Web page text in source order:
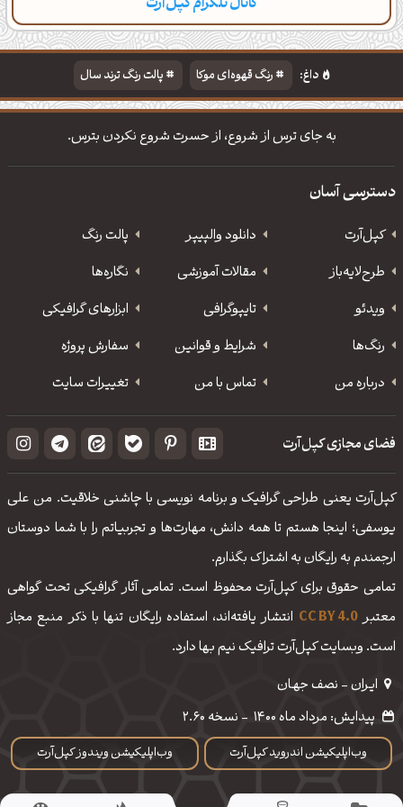
دسته‌بندی مطالب تازه تایپوگرافی پالت‌ها
داغ: رنگ قهوه‌ای موکا
پالت رنگ ترند سال
دانلود والپیپر مذهبی
تایپوگرافی شعر مولانا
به جای ترس از شروع، از حسرت شروع نکردن بترس.
دسترسی آسان
کپل‌آرت دانلود‌ والپیپر
پالت رنگ
طرح‌لایه‌باز
مقالات آموزشی
نگاره‌ها
ویدئو
‌تایپوگرافی
ابزارهای گرافیکی
رنگ‌ها
شرایط و قوانین
سفارش پروژه
درباره من
تماس با من تغییرات سایت
فضای مجازی کپل‌آرت
کپل‌آرت یعنی طراحی گرافیک و برنامه نویسی با چاشنی خلاقیت. من علی
یوسفی؛ اینجا هستم تا همه دانش، مهارت‌‌ها و تجربیاتم را با شما دوستان
ارجمندم به رایگان به اشتراک بگذارم.
تمامی حقوق برای کپل‌آرت محفوظ است. تمامی آثار گرافیکی تحت گواهی
معتبرCC BY 4.0 انتشار یافته‌اند، استفاده رایگان تنها با ذکر منبع مجاز
است. وبسایت کپل‌آرت ترافیک نیم بها دارد.
ایـران - نصف جهـان
وب‌اپلیکیشن اندروید کپل‌آرت وب‌اپلیکیشن ویندوز کپل‌آرت
پیدایش: مرداد ماه 1400 - نسخه 2.60